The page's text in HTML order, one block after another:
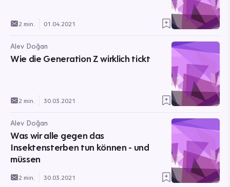
2 min. 01.04.2021
Alev Doğan
Wie die Generation Z wirklich tickt
2 min. 30.03.2021
Alev Doğan
Was wir alle gegen das
Insektensterben tun können - und
müssen
2 min. 30.03.2021